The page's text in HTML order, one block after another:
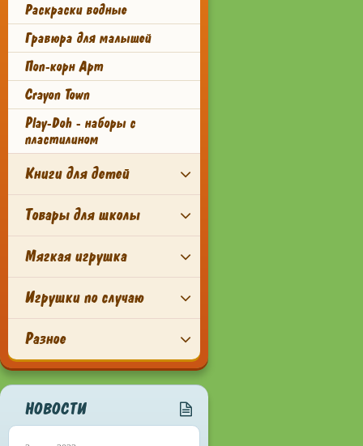
Раскраски водные
Гравюра для малышей
Поп-корн Арт
Crayon Town
Play-Doh - наборы с
пластилином
Книги для детей
Товары для школы
Мягкая игрушка
Игрушки по случаю
Разное
НОВОСТИ